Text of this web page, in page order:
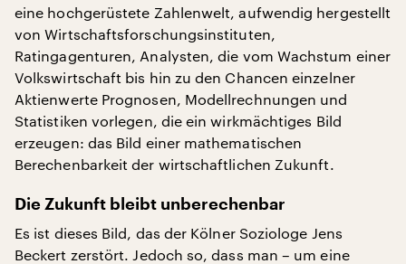
eine hochgerüstete Zahlenwelt, aufwendig hergestellt
von Wirtschaftsforschungsinstituten,
Ratingagenturen, Analysten, die vom Wachstum einer
Volkswirtschaft bis hin zu den Chancen einzelner
Aktienwerte Prognosen, Modellrechnungen und
Statistiken vorlegen, die ein wirkmächtiges Bild
erzeugen: das Bild einer mathematischen
Berechenbarkeit der wirtschaftlichen Zukunft.
Die Zukunft bleibt unberechenbar
Es ist dieses Bild, das der Kölner Soziologe Jens
Beckert zerstört. Jedoch so, dass man – um eine